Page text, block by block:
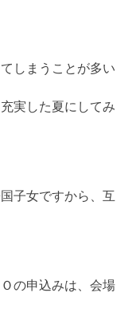
しまうことが多い
実した夏にしてみ
子女ですから、互
の申込みは、会場